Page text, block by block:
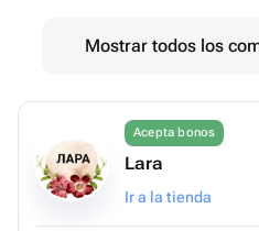
Mostrar todos los
Acepta bonos
Lara
Ir a la tienda